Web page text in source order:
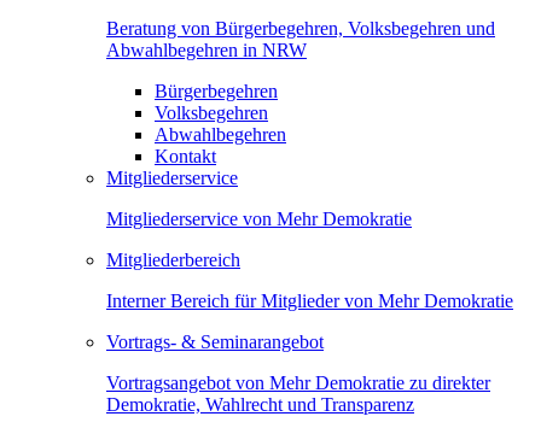
Beratung von Bürgerbegehren, Volksbegehren und
Abwahlbegehren in NRW
Bürgerbegehren
Volksbegehren
Abwahlbegehren
Kontakt
Mitgliederservice
Mitgliederservice von Mehr Demokratie
Mitgliederbereich
Interner Bereich für Mitglieder von Mehr Demokratie
Vortrags- & Seminarangebot
Vortragsangebot von Mehr Demokratie zu direkter
Demokratie, Wahlrecht und Transparenz